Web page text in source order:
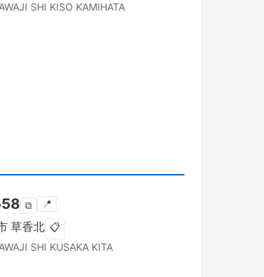
AWAJI SHI KISO KAMIHATA
⧉ 📍
草香北 📋
AWAJI SHI KUSAKA KITA